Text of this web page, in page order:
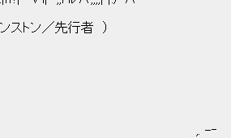
／先行者 ）
‐